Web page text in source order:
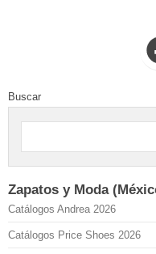
Buscar
Zapatos y Moda
Catálogos Andrea 2026
Catálogos Price Shoes 2026